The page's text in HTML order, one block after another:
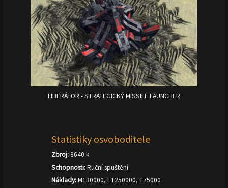
LIBERÁTOR - STRATEGICKÝ MISSILE LAUNCHER
Statistiky osvoboditele
Zbroj:8640 k
Schopnosti:Ruční spuštění
Náklady:M130000, E1250000, T75000